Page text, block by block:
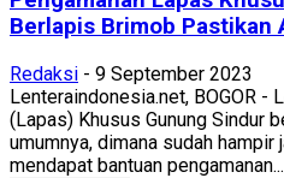
Berlapis Brimob Pastikan
Redaksi - 9 September 2023
Lenteraindonesia.net, BOGOR -
(Lapas) Khusus Gunung Sindur
umumnya, dimana sudah hampir
mendapat bantuan pengamanan...